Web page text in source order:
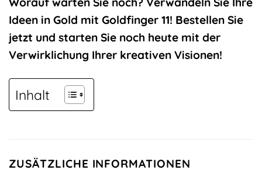
Ideen in Gold mit Goldfinger 11! Bestellen Sie
jetzt und starten Sie noch heute mit der
Verwirklichung Ihrer kreativen Visionen!
Inhalt
ZUSÄTZLICHE INFORMATIONEN